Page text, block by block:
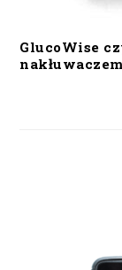
GlucoWise
nakłuwaczem